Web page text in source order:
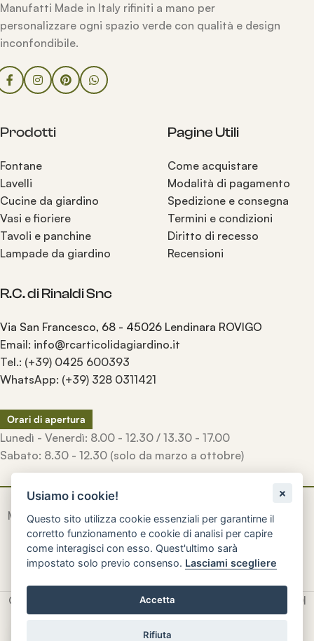
Manufatti Made in Italy rifiniti a mano per
personalizzare ogni spazio verde con qualità e design
inconfondibile.
Prodotti
Fontane
Lavelli
Cucine da giardino
Vasi e fioriere
Tavoli e panchine
Lampade da giardino
Pagine Utili
Come acquistare
Modalità di pagamento
Spedizione e consegna
Termini e condizioni
Diritto di recesso
Recensioni
R.C. di Rinaldi Snc
Via San Francesco, 68 - 45026 Lendinara ROVIGO
Email: info@rcarticolidagiardino.it
Tel.: (+39) 0425 600393
WhatsApp: (+39) 328 0311421
Orari di apertura
Lunedì - Venerdì: 8.00 - 12.30 / 13.30 - 17.00
Sabato: 8.30 - 12.30 (solo da marzo a ottobre)
Manufatti artigianaliinconfondibilicreati a manocon la
qualità e la durevolezza di una volta.
© 2026
- P. IVA e CF: 01604840296 - SDI
M5UXCR1
Usiamo i cookie!
Questo sito utilizza cookie essenziali per garantirne il
corretto funzionamento e cookie di analisi per capire
come interagisci con esso. Quest'ultimo sarà
impostato solo previo consenso. Lasciami scegliere
Accetta
Rifiuta